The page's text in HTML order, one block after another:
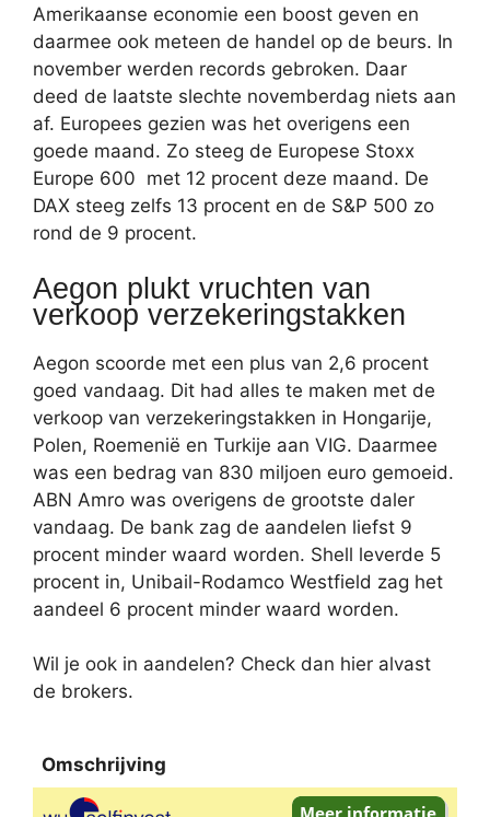
Amerikaanse economie een boost geven en
daarmee ook meteen de handel op de beurs. In
november werden records gebroken. Daar
deed de laatste slechte novemberdag niets aan
af. Europees gezien was het overigens een
goede maand. Zo steeg de Europese Stoxx
Europe 600 met 12 procent deze maand. De
DAX steeg zelfs 13 procent en de S&P 500 zo
rond de 9 procent.
Aegon plukt vruchten van
verkoop verzekeringstakken
Aegon scoorde met een plus van 2,6 procent
goed vandaag. Dit had alles te maken met de
verkoop van verzekeringstakken in Hongarije,
Polen, Roemenië en Turkije aan VIG. Daarmee
was een bedrag van 830 miljoen euro gemoeid.
ABN Amro was overigens de grootste daler
vandaag. De bank zag de aandelen liefst 9
procent minder waard worden. Shell leverde 5
procent in, Unibail-Rodamco Westfield zag het
aandeel 6 procent minder waard worden.
Wil je ook in aandelen? Check dan hier alvast
de brokers.
Omschrijving
Omschrijving